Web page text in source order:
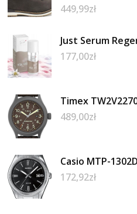
449,99zł
Just Serum
177,00zł
Timex
489,00zł
Casio MTP-
172,92zł